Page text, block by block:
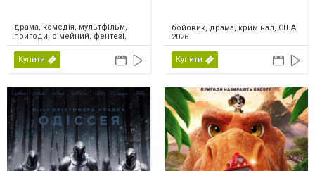
драма, комедія, мультфільм,
пригоди, сімейний, фентезі,
США, 2026
Купити
бойовик, драма, кримінал, США,
2026
Купити